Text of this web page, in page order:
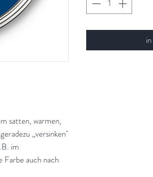
satten, warmen,
„versinken"
im
Farbe auch nach